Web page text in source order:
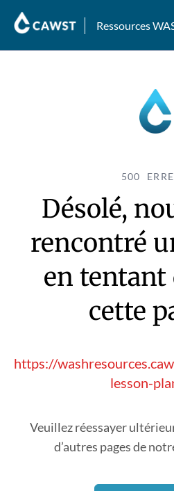
Ressources
500
Désolé,
rencontré
en tentant
cette
https://
lesson-
Veuillez réessayer
d’autres pages de